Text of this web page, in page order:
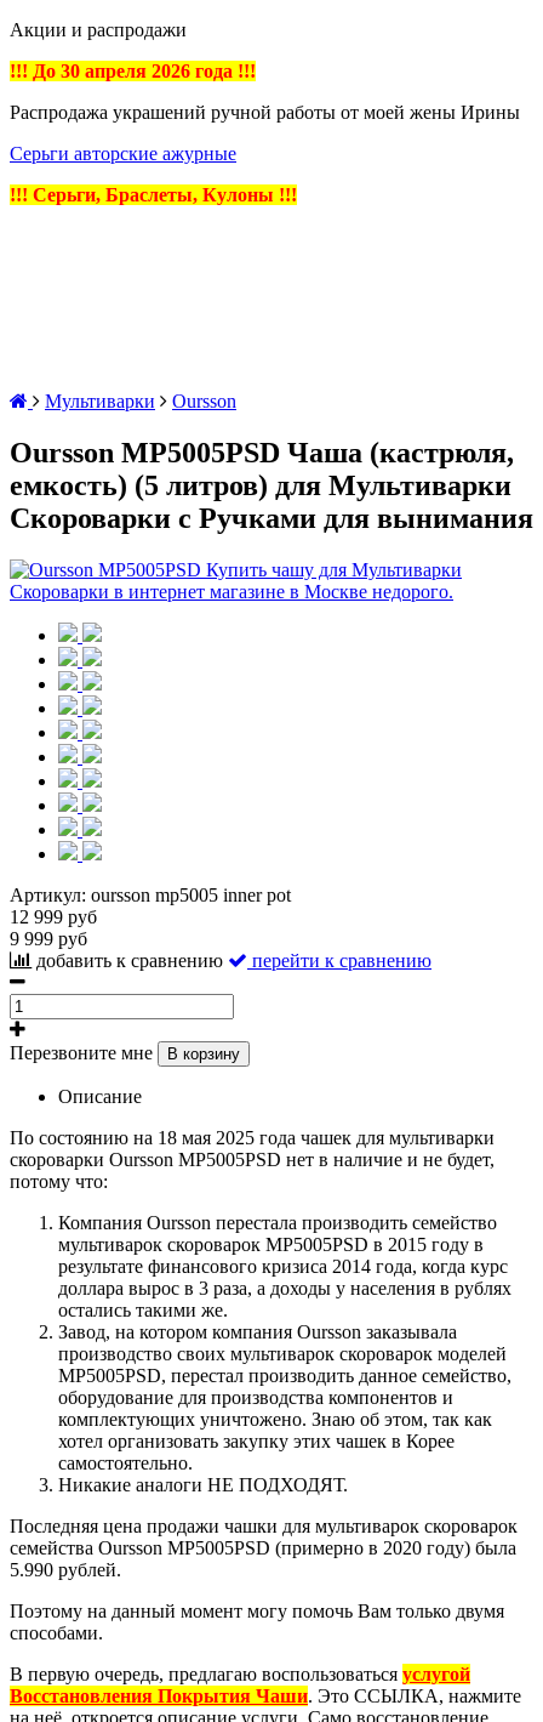
Акции и распродажи
!!! До 30 апреля 2026 года !!!
Распродажа украшений ручной работы от моей жены Ирины
Серьги авторские ажурные
!!! Серьги, Браслеты, Кулоны !!!
Мультиварки Oursson
Oursson MP5005PSD Чаша (кастрюля,
емкость) (5 литров) для Мультиварки
Скороварки с Ручками для вынимания
Артикул: oursson mp5005 inner pot
12 999 руб
9 999 руб
добавить к сравнению
перейти к сравнению
Перезвоните мне В корзину
Описание
По состоянию на 18 мая 2025 года чашек для мультиварки
скороварки Oursson MP5005PSD нет в наличие и не будет,
потому что:
Компания Oursson перестала производить семейство
мультиварок скороварок MP5005PSD в 2015 году в
результате финансового кризиса 2014 года, когда курс
доллара вырос в 3 раза, а доходы у населения в рублях
остались такими же.
Завод, на котором компания Oursson заказывала
производство своих мультиварок скороварок моделей
MP5005PSD, перестал производить данное семейство,
оборудование для производства компонентов и
комплектующих уничтожено. Знаю об этом, так как
хотел организовать закупку этих чашек в Корее
самостоятельно.
Никакие аналоги НЕ ПОДХОДЯТ.
Последняя цена продажи чашки для мультиварок скороварок
семейства Oursson MP5005PSD (примерно в 2020 году) была
5.990 рублей.
Поэтому на данный момент могу помочь Вам только двумя
способами.
В первую очередь, предлагаю воспользоваться услугой
Восстановления Покрытия Чаши. Это ССЫЛКА, нажмите
на неё, откроется описание услуги. Само восстановление